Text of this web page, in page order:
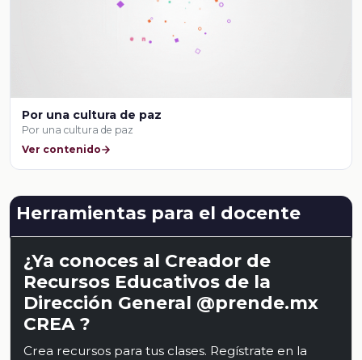
Por una cultura de paz
Por una cultura de paz
Ver contenido
Herramientas para el docente
¿Ya conoces al Creador de
Recursos Educativos de la
Dirección General @prende.mx
CREA ?
Crea recursos para tus clases. Regístrate en la